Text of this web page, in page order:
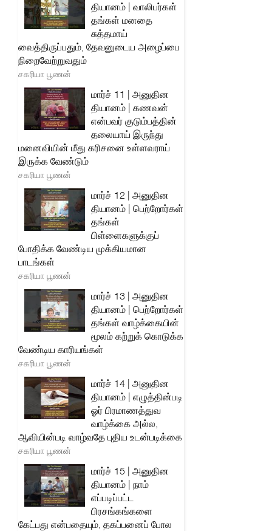
தியானம் | வாலிபர்கள்
தங்கள் மனதை
சுத்தமாய்
வைத்திருப்பதும், தேவனுடைய அழைப்பை
நிறைவேற்றுவதும்
சகரியா பூணன்
மார்ச் 11 | அனுதின
தியானம் | கணவன்
என்பவர் குடும்பத்தின்
தலையாய் இருந்து
மனைவியின் மீது கரிசனை உள்ளவராய்
இருக்க வேண்டும்
சகரியா பூணன்
மார்ச் 12 | அனுதின
தியானம் | பெற்றோர்கள்
தங்கள்
பிள்ளைகளுக்குப்
போதிக்க வேண்டிய முக்கியமான
பாடங்கள்
சகரியா பூணன்
மார்ச் 13 | அனுதின
தியானம் | பெற்றோர்கள்
தங்கள் வாழ்க்கையின்
மூலம் கற்றுக் கொடுக்க
வேண்டிய காரியங்கள்
சகரியா பூணன்
மார்ச் 14 | அனுதின
தியானம் | எழுத்தின்படி
ஓர் பிரமாணத்துவ
வாழ்க்கை அல்ல,
ஆவியின்படி வாழ்வதே புதிய உடன்படிக்கை
சகரியா பூணன்
மார்ச் 15 | அனுதின
தியானம் | நாம்
எப்படிப்பட்ட
பிரசங்கங்களை
கேட்பது என்பதையும், தகப்பனைப் போல